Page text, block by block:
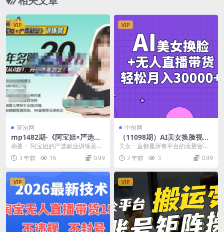
VIP
冒泡网
mp1482期-《阿宝姐×严选副
业》训练营【Plus版】12期，
帮助你找准适合自己的副业，
开启斜杠人生(《阿宝姐×严选
打造多元化收入来源，实现斜
杠人生的秘诀)
摘要： 阿宝姐的严选副业训练营
【Plus版】12期，旨在帮助学员找
到适合自己的副...
3 年前 16 0.99
VIP
中创网
（11098期）AI美女换脸视频
结合无人直播带货，随便月入
美女一直都是所有平台的流量密
码，这类账号不仅涨粉速度快，变
现能力也超强。吸引的都...
2 年前 3 0.99
VIP VIP